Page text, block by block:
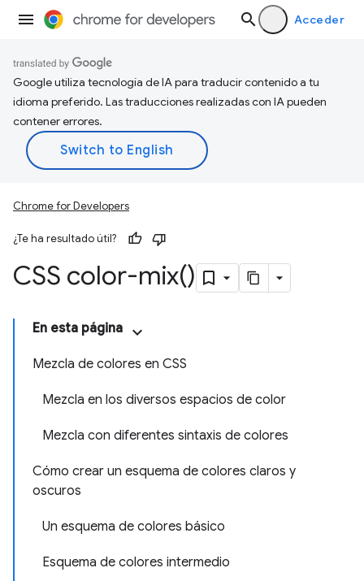
Acceder
Google utiliza tecnología de IA para traducir contenido a tu
idioma preferido. Las traducciones realizadas con IA pueden
contener errores.
Chrome for Developers
¿Te ha resultado útil?
CSS color-mix()
En esta página
Mezcla de colores en CSS
Mezcla en los diversos espacios de color
Mezcla con diferentes sintaxis de colores
Cómo crear un esquema de colores claros y
oscuros
Un esquema de colores básico
Esquema de colores intermedio